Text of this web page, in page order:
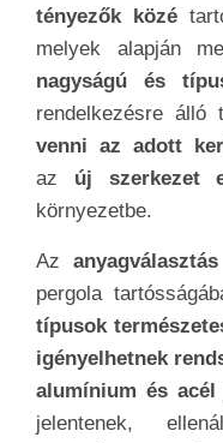
tényezők közé
melyek alapján
nagyságú és
rendelkezésre álló
venni az adott
az új szerkezet
környezetbe.
Az
pergola
típusok
igényelhetnek
alumínium és
jelentenek,